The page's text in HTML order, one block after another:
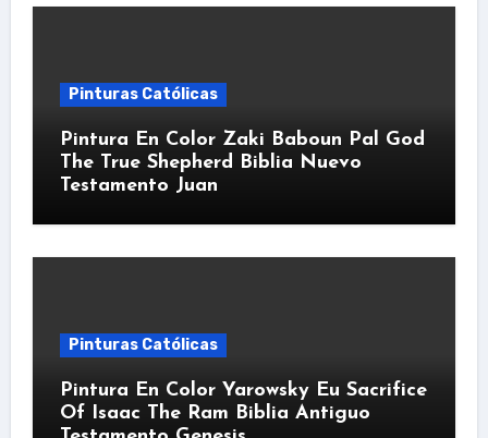
Pinturas Católicas
Pintura En Color Zaki Baboun Pal God
The True Shepherd Biblia Nuevo
Testamento Juan
Pinturas Católicas
Pintura En Color Yarowsky Eu Sacrifice
Of Isaac The Ram Biblia Antiguo